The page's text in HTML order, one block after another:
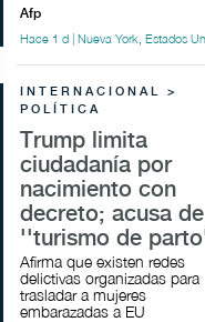
Afp
Hace 1 d | Nueva York, Estados
INTERNACIONAL >
POLÍTICA
Trump limita
ciudadanía por
nacimiento con
decreto; acusa de
''turismo de
Afirma que existen redes
delictivas organizadas para
trasladar a mujeres
embarazadas a EU